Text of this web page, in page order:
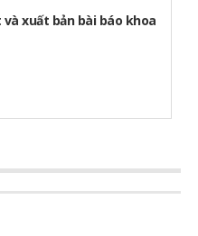
xuất bản bài báo khoa